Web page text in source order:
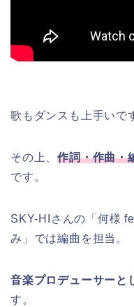
歌もダンスも上手いで
その上、作詞・作曲・
です。
SKY-HIさんの「何様
み」では編曲を担当。
音楽プロデューサーと
す。